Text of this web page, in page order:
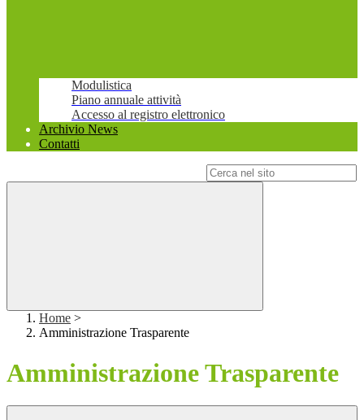
Modulistica
Piano annuale attività
Accesso al registro elettronico
Archivio News
Contatti
Home >
Amministrazione Trasparente
Amministrazione Trasparente